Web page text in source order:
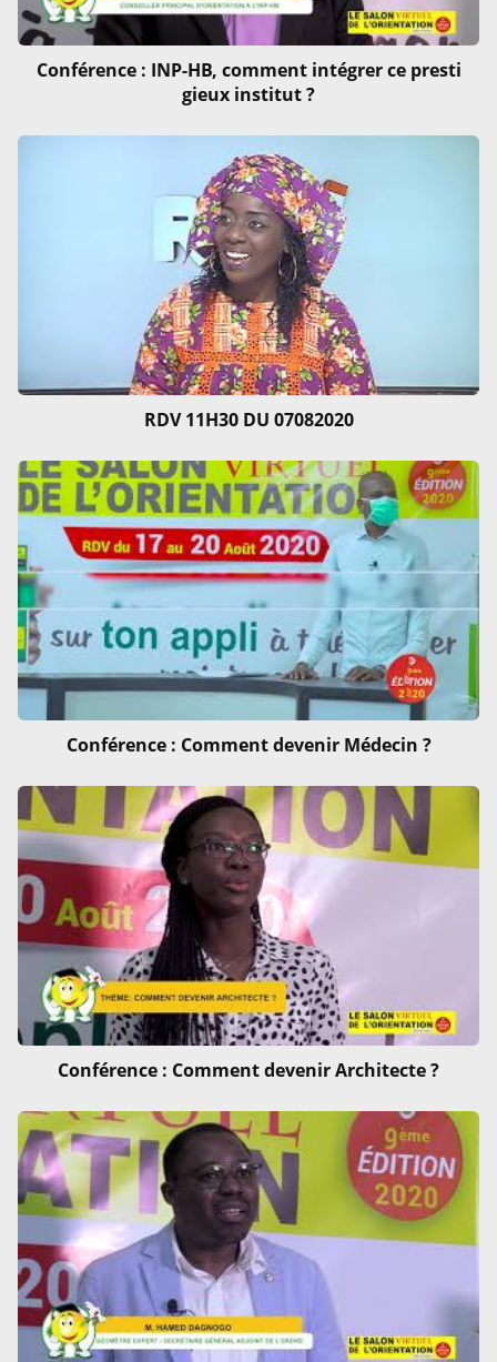
Conférence : INP-HB, comment intégrer ce presti
gieux institut ?
RDV 11H30 DU 07082020
Conférence : Comment devenir Médecin ?
Conférence : Comment devenir Architecte ?